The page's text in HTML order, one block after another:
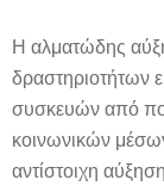
Η αλματώδης
δραστηριοτήτων
συσκευών από
κοινωνικών
αντίστοιχη